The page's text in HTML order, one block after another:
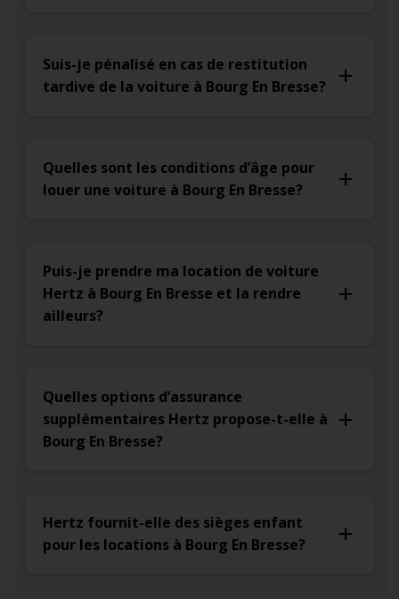
Suis-je pénalisé en cas de restitution
tardive de la voiture à Bourg En Bresse?
Quelles sont les conditions d’âge pour
louer une voiture à Bourg En Bresse?
Puis-je prendre ma location de voiture
Hertz à Bourg En Bresse et la rendre
ailleurs?
Quelles options d’assurance
supplémentaires Hertz propose-t-elle à
Bourg En Bresse?
Hertz fournit-elle des sièges enfant
pour les locations à Bourg En Bresse?